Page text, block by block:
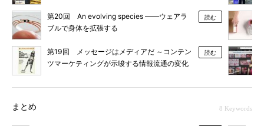
第20回 An evolving species ――ウェアラ
ブルで身体を拡張する
読む
第19回 メッセージはメディアだ ～コンテン
ツマーケティングが示唆する情報流通の変化
読む
まとめ 8 Keywords